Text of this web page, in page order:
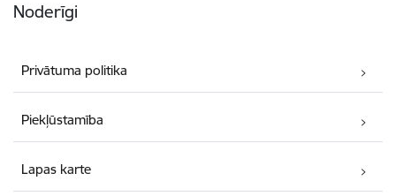
Noderīgi
Privātuma politika
Piekļūstamība
Lapas karte